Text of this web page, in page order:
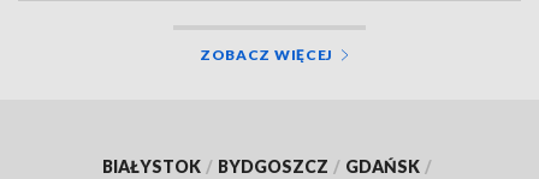
ZOBACZ WIĘCEJ
BIAŁYSTOK / BYDGOSZCZ / GDAŃSK /